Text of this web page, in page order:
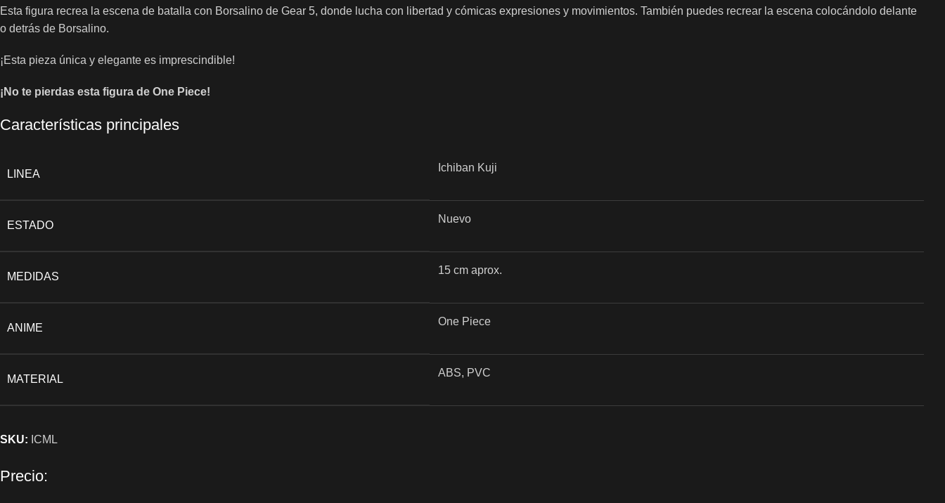
Esta figura recrea la escena de batalla con Borsalino de Gear 5, donde lucha con libertad y cómicas expresiones y movimientos. También puedes recrear la escena colocándolo delante
o detrás de Borsalino.
¡Esta pieza única y elegante es imprescindible!
¡No te pierdas esta figura de One Piece!
Características principales
LINEA
Ichiban Kuji
ESTADO
Nuevo
MEDIDAS
15 cm aprox.
ANIME
One Piece
MATERIAL
ABS, PVC
SKU: ICML
Precio: